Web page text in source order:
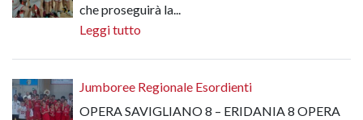
che proseguirà la...
Leggi tutto
Jumboree Regionale Esordienti
OPERA SAVIGLIANO 8 – ERIDANIA 8 OPERA